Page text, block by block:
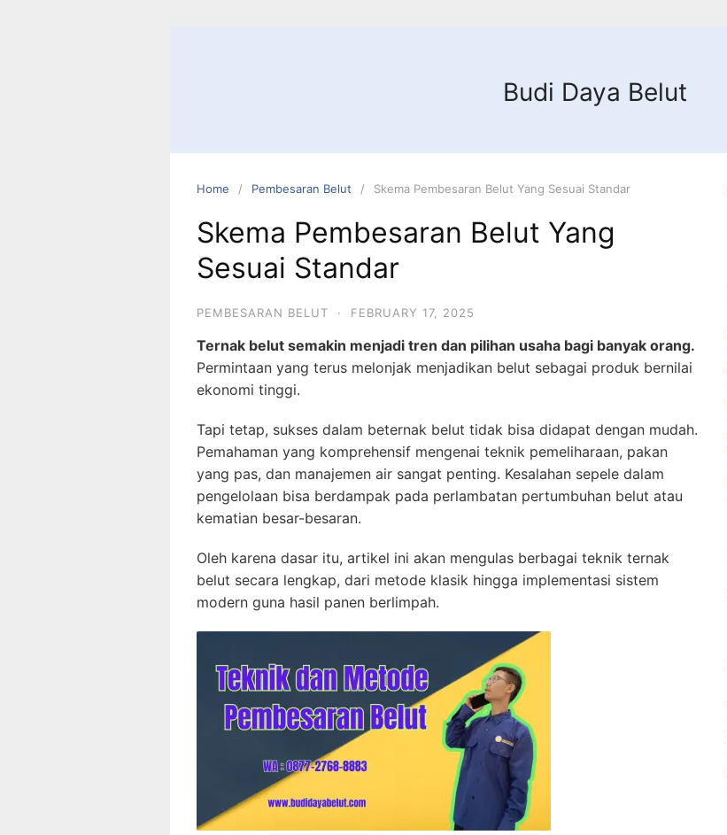
Budi Daya Belut
Home Pembesaran Belut Skema Pembesaran Belut Yang Sesuai Standar
Skema Pembesaran Belut Yang
Sesuai Standar
PEMBESARAN BELUT · FEBRUARY 17, 2025
Ternak belut semakin menjadi tren dan pilihan usaha bagi banyak orang.
Permintaan yang terus melonjak menjadikan belut sebagai produk bernilai
ekonomi tinggi.
Tapi tetap, sukses dalam beternak belut tidak bisa didapat dengan mudah.
Pemahaman yang komprehensif mengenai teknik pemeliharaan, pakan
yang pas, dan manajemen air sangat penting. Kesalahan sepele dalam
pengelolaan bisa berdampak pada perlambatan pertumbuhan belut atau
kematian besar-besaran.
Oleh karena dasar itu, artikel ini akan mengulas berbagai teknik ternak
belut secara lengkap, dari metode klasik hingga implementasi sistem
modern guna hasil panen berlimpah.